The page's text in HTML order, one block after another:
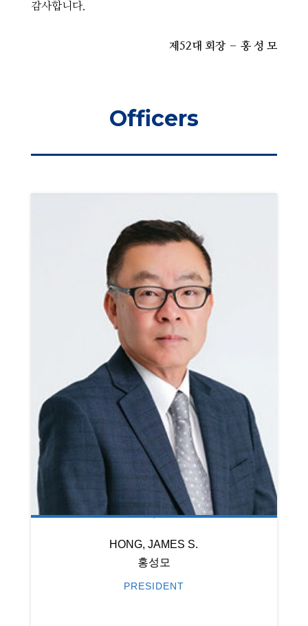
감사합니다.
제52대 회장 – 홍 성 모
Officers
HONG, JAMES S.
홍성모
PRESIDENT